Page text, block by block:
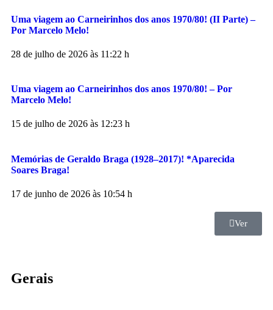
Uma viagem ao Carneirinhos dos anos 1970/80! (II Parte) –
Por Marcelo Melo!
28 de julho de 2026 às 11:22 h
Uma viagem ao Carneirinhos dos anos 1970/80! – Por
Marcelo Melo!
15 de julho de 2026 às 12:23 h
Memórias de Geraldo Braga (1928–2017)! *Aparecida
Soares Braga!
17 de junho de 2026 às 10:54 h
Ver
Gerais